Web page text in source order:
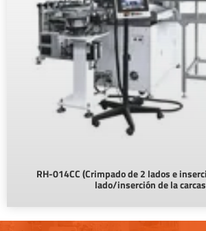
RH-014CC (Crimpado de 2 lados e
lado/inserción de la